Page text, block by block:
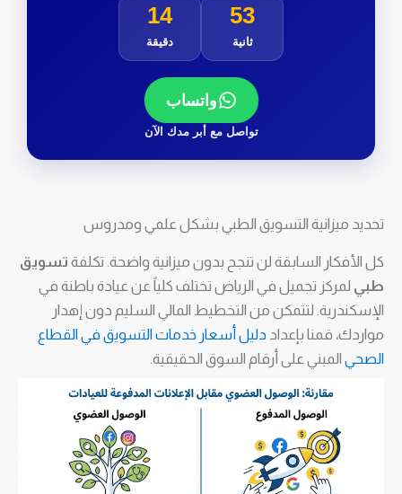
14
دقيقة
51
ثانية
واتساب
تواصل مع أبر مدك الآن
تحديد ميزانية التسويق الطبي بشكل علمي ومدروس
كل الأفكار السابقة لن تنجح بدون ميزانية واضحة. تكلفة تسويق
طبي لمركز تجميل في الرياض تختلف كلياً عن عيادة باطنة في
الإسكندرية. لتتمكن من التخطيط المالي السليم دون إهدار
مواردك، قمنا بإعداد دليل أسعار خدمات التسويق في القطاع
الصحي المبني على أرقام السوق الحقيقية.